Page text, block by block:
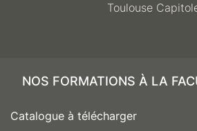
Toulouse
NOS FORMATIONS À LA
Catalogue à télécharger